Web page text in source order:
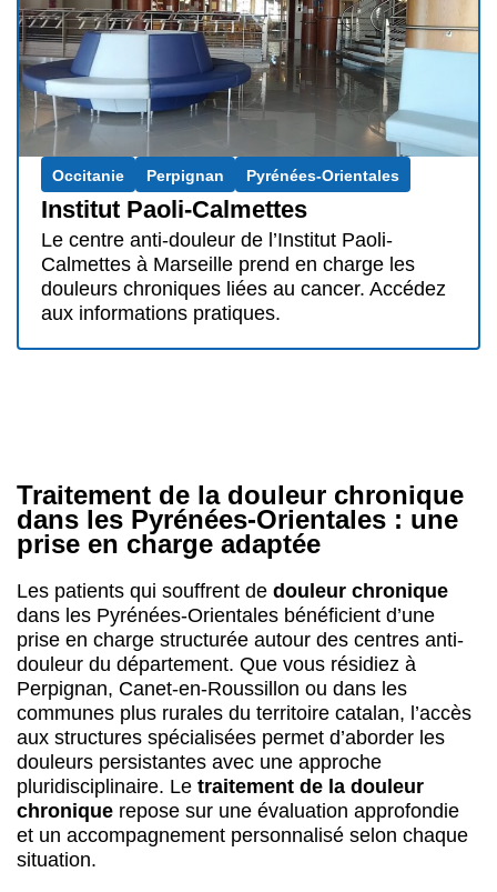
Occitanie Perpignan Pyrénées-Orientales
Institut Paoli-Calmettes
Le centre anti-douleur de l’Institut Paoli-
Calmettes à Marseille prend en charge les
douleurs chroniques liées au cancer. Accédez
aux informations pratiques.
Traitement de la douleur chronique
dans les Pyrénées-Orientales : une
prise en charge adaptée
Les patients qui souffrent de douleur chronique
dans les Pyrénées-Orientales bénéficient d’une
prise en charge structurée autour des centres anti-
douleur du département. Que vous résidiez à
Perpignan, Canet-en-Roussillon ou dans les
communes plus rurales du territoire catalan, l’accès
aux structures spécialisées permet d’aborder les
douleurs persistantes avec une approche
pluridisciplinaire. Le traitement de la douleur
chronique repose sur une évaluation approfondie
et un accompagnement personnalisé selon chaque
situation.